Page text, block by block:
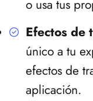
o usa tus
Efectos de
único a tu
efectos de
aplicación.